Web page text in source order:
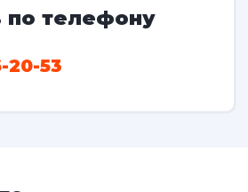
по телефону
20-53